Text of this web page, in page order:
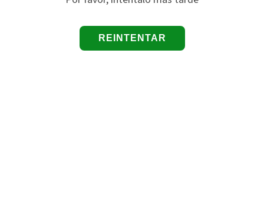
REINTENTAR